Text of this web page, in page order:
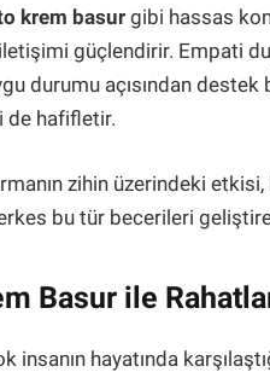
krem basur gibi hassas
güçlendirir. Empati
durumu açısından
de hafifletir.
zihin üzerindeki
bu tür becerileri
Basur ile
insanın hayatında